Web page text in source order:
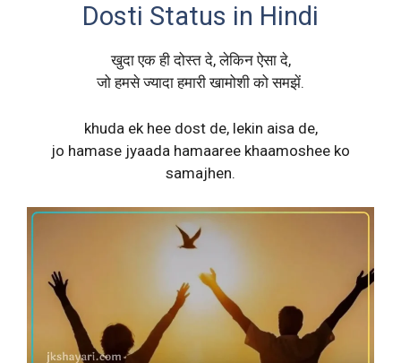
Dosti Status in Hindi
खुदा एक ही दोस्त दे, लेकिन ऐसा दे,
जो हमसे ज्यादा हमारी खामोशी को समझें.
khuda ek hee dost de, lekin aisa de,
jo hamase jyaada hamaaree khaamoshee ko
samajhen.